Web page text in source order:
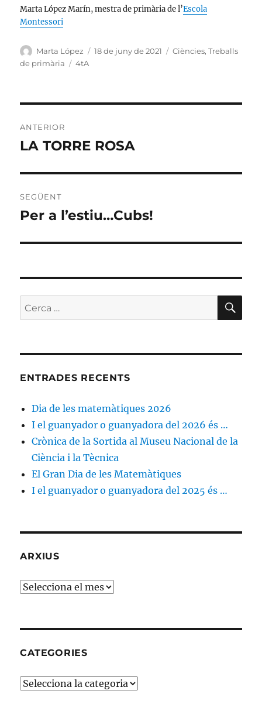
Marta López Marín, mestra de primària de l’Escola
Montessori
Autor
Marta López
Publicat
18 de juny de 2021 Categories
Ciències,Treballs
de primària
Etiquetes
4tA
d'entrades
ANTERIOR
Entrada
LA TORRE ROSA
SEGÜENT
Entrada
Per a l’estiu…Cubs!
Cerca:
ENTRADES RECENTS
Dia de les matemàtiques 2026
I el guanyador o guanyadora del 2026 és …
Crònica de la Sortida al Museu Nacional de la
Ciència i la Tècnica
El Gran Dia de les Matemàtiques
I el guanyador o guanyadora del 2025 és …
ARXIUS
Arxius
CATEGORIES
Categories